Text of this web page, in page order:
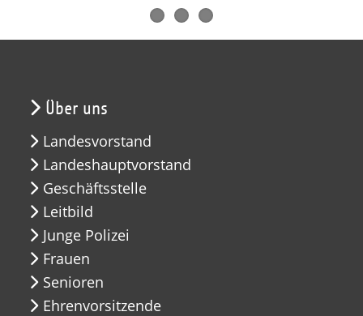
Über uns
Landesvorstand
Landeshauptvorstand
Geschäftsstelle
Leitbild
Junge Polizei
Frauen
Senioren
Ehrenvorsitzende